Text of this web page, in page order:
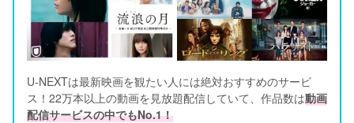
U-NEXTは最新映画を観たい人には絶対おすすめのサービ
ス！22万本以上の動画を見放題配信していて、作品数は動画
配信サービスの中でもNo.1！